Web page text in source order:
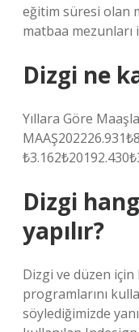
eğitim süresi olan
matbaa
Dizgi ne
Yıllara Göre
Dizgi
yapılır?
Dizgi ve düzen
programlarını
söylediğimizde